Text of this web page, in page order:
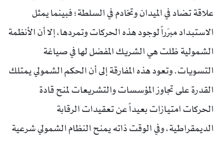
علاقة تضاد في الميدان وتخادم في السلطة؛ فبينما يمثل
الاستبداد مبرّراً لوجود هذه الحركات وتمردها، إلا أن الأنظمة
الشمولية ظلت هي الشريك المفضل لها في صياغة
التسويات. وتعود هذه المفارقة إلى أن الحكم الشمولي يمتلك
القدرة على تجاوز المؤسسات والتشريعات لمنح قادة
الحركات امتيازات بعيداً عن تعقيدات الرقابة
الديمقراطية، وفي الوقت ذاته يمنح النظام الشمولي شرعية